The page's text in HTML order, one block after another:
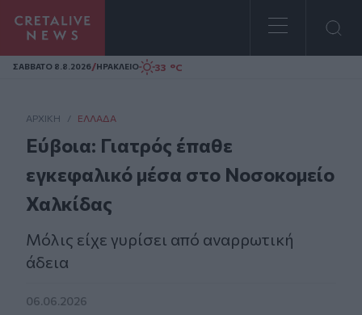
Homepage
ΣAΒΒΑΤΟ 8.8.2026/ΗΡΑΚΛΕΙΟ 33 °C
ΑΡΧΙΚΗ / ΕΛΛΆΔΑ
Εύβοια: Γιατρός έπαθε
εγκεφαλικό μέσα στο Νοσοκομείο
Χαλκίδας
Μόλις είχε γυρίσει από αναρρωτική
άδεια
06.06.2026